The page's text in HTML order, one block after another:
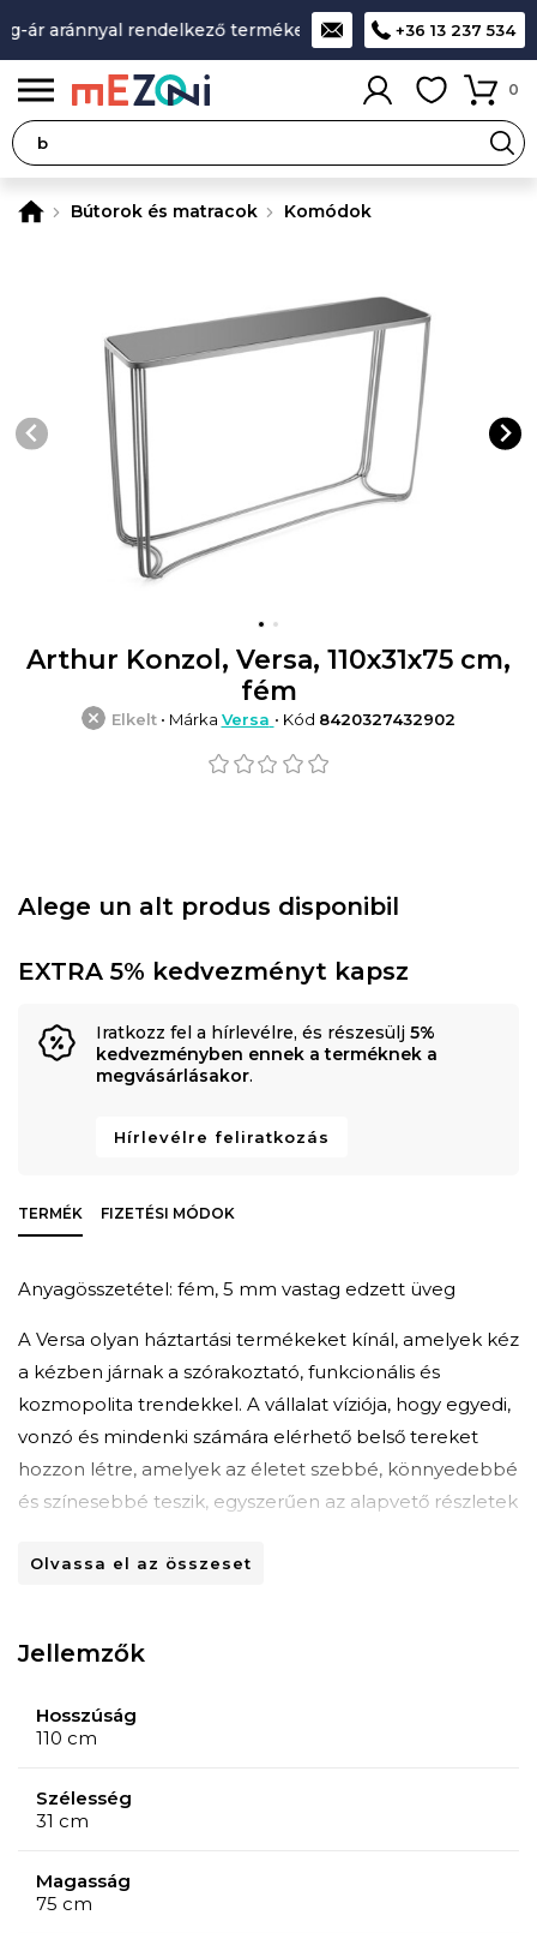
ár aránnyal rendelkező termékek A legjobb design-
+36 13 237 534
0
Bútorok és matracok Komódok
Arthur Konzol, Versa, 110x31x75 cm,
fém
Elkelt• Márka Versa • Kód 8420327432902
Alege un alt produs disponibil
EXTRA 5% kedvezményt kapsz
Iratkozz fel a hírlevélre, és részesülj 5%
kedvezményben ennek a terméknek a
megvásárlásakor.
Hírlevélre feliratkozás
TERMÉK FIZETÉSI MÓDOK
Anyagösszetétel: fém, 5 mm vastag edzett üveg
A Versa olyan háztartási termékeket kínál, amelyek kéz
a kézben járnak a szórakoztató, funkcionális és
kozmopolita trendekkel. A vállalat víziója, hogy egyedi,
vonzó és mindenki számára elérhető belső tereket
hozzon létre, amelyek az életet szebbé, könnyedebbé
és színesebbé teszik, egyszerűen az alapvető részletek
Olvassa el az összeset
Jellemzők
Hosszúság
110 cm
Szélesség
31 cm
Magasság
75 cm